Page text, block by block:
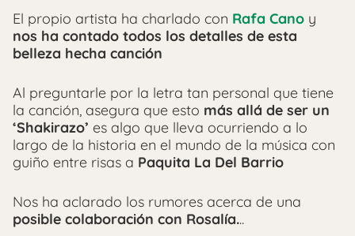
El propio artista ha charlado con Rafa Cano y
nos ha contado todos los detalles de esta
belleza hecha canción
Al preguntarle por la letra tan personal que tiene
la canción, asegura que esto más allá de ser un
‘Shakirazo’ es algo que lleva ocurriendo a lo
largo de la historia en el mundo de la música con
guiño entre risas a Paquita La Del Barrio
Nos ha aclarado los rumores acerca de una
posible colaboración con Rosalía...